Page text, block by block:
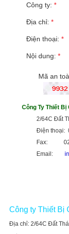
Công ty: *
Địa chỉ: *
Điện thoại: *
Nội dung: *
Mã an
Công Ty Thiết Bị
2/64C Đất
Điện thoại:
Fax: 028
Email:
Công ty Thiết Bị
Địa chỉ: 2/64C Đất